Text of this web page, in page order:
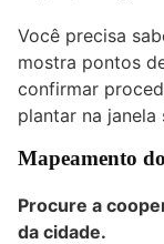
Você precisa
mostra pontos
confirmar
plantar na janela
Mapeamento
Procure a
da cidade.